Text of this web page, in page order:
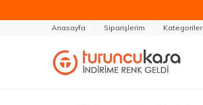
Anasayfa Siparişlerim Kategoriler